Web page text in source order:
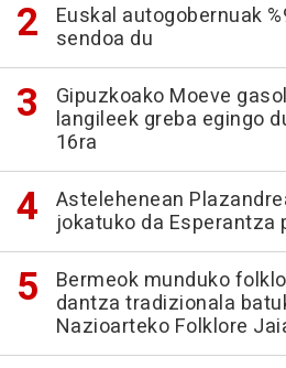
Euskal autogobernuak
sendoa du
Gipuzkoako Moeve
langileek greba egingo
16ra
Astelehenean
jokatuko da Esperantza
Bermeok munduko
dantza tradizionala
Nazioarteko Folklore